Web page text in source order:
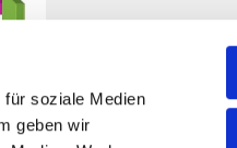
für soziale Medien
geben wir